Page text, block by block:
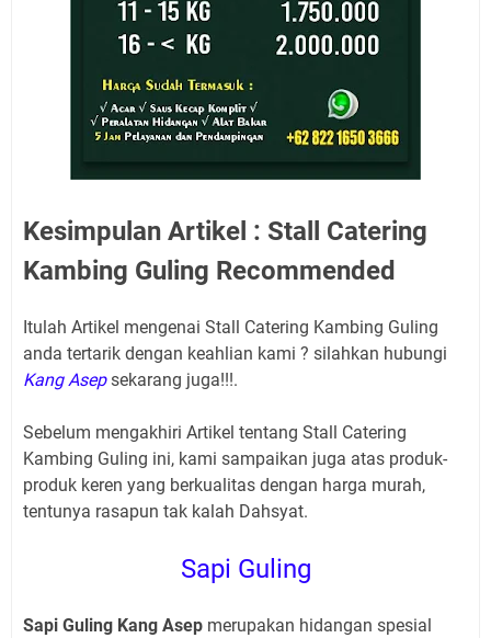
Kesimpulan Artikel : Stall Catering
Kambing Guling Recommended
Itulah Artikel mengenai Stall Catering Kambing Guling
anda tertarik dengan keahlian kami ? silahkan hubungi
Kang Asepsekarang juga!!!.
Sebelum mengakhiri Artikel tentang Stall Catering
Kambing Guling ini, kami sampaikan juga atas produk-
produk keren yang berkualitas dengan harga murah,
tentunya rasapun tak kalah Dahsyat.
Sapi Guling
Sapi Guling Kang Asep merupakan hidangan spesial